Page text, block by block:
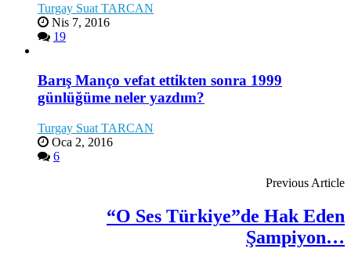
Turgay Suat TARCAN
Nis 7, 2016
19
Barış Manço vefat ettikten sonra 1999
günlüğüme neler yazdım?
Turgay Suat TARCAN
Oca 2, 2016
6
Previous Article
“O Ses Türkiye”de Hak Eden
Şampiyon…